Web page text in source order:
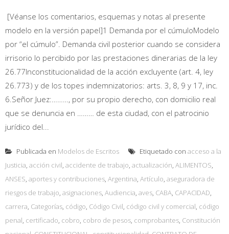
[Véanse los comentarios, esquemas y notas al presente
modelo en la versión papel]1 Demanda por el cúmuloModelo
por “el cúmulo”. Demanda civil posterior cuando se considera
irrisorio lo percibido por las prestaciones dinerarias de la ley
26.77Inconstitucionalidad de la acción excluyente (art. 4, ley
26.773) y de los topes indemnizatorios: arts. 3, 8, 9 y 17, inc.
6.Señor Juez:………, por su propio derecho, con domicilio real
que se denuncia en ……… de esta ciudad, con el patrocinio
jurídico del...
Publicada en Modelos de Escritos Etiquetado con acceso a la
Justicia, acción civil, accidente de trabajo, actualización, ALIMENTOS,
ANSES, aportes y contribuciones, Argentina, Artículo, aseguradora de
riesgos de trabajo, asignaciones, Audiencia, aves, CABA, CAPACIDAD,
carrera, Categorías, código, Código Civil, código civil y comercial, código
penal, certificado, cobro, cobro de pesos, comprobantes, Constitución